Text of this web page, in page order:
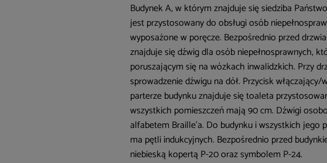
Budynek A, w którym znajduje się siedziba
jest przystosowany do obsługi osób
wyposażone w poręcze. Bezpośrednio przed
znajduje się dźwig dla osób niepełnosprawnych,
poruszającym się na wózkach inwalidzkich. Przy
sprowadzenie dźwigu na dół. Przycisk
parterze budynku znajduje się toaleta
wszystkich pomieszczeń mają 90 cm. Dźwigi
alfabetem Braille’a. Do budynku i wszystkich
ma pętli indukcyjnych. Bezpośrednio przed
niebieską kopertą P-20 oraz symbolem P-24.